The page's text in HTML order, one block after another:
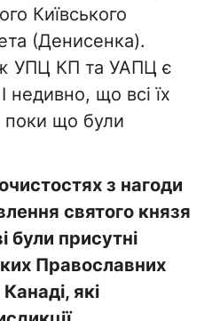
Київського
(Денисенка).
УПЦ КП та УАПЦ є
недивно, що всі їх
поки що були
з нагоди
святого князя
були присутні
Православних
які